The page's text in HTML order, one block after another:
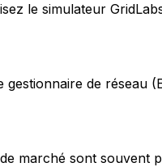
le simulateur
de réseau
marché sont souvent